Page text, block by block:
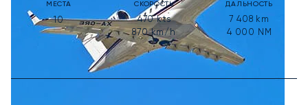
МЕСТА
10
СКОРОСТЬ
470kts
870km/h
ДАЛЬНОСТЬ
7 408 km
4 000 NM